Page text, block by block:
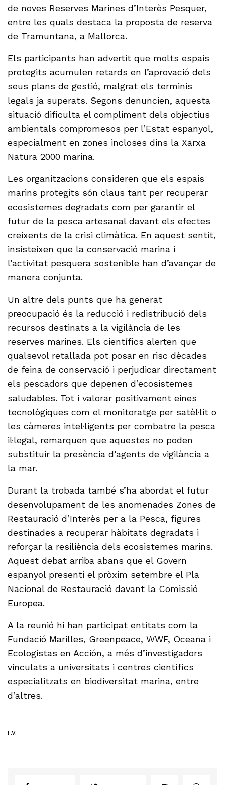
de noves Reserves Marines d’Interès Pesquer,
entre les quals destaca la proposta de reserva
de Tramuntana, a Mallorca.
Els participants han advertit que molts espais
protegits acumulen retards en l’aprovació dels
seus plans de gestió, malgrat els terminis
legals ja superats. Segons denuncien, aquesta
situació dificulta el compliment dels objectius
ambientals compromesos per l’Estat espanyol,
especialment en zones incloses dins la Xarxa
Natura 2000 marina.
Les organitzacions consideren que els espais
marins protegits són claus tant per recuperar
ecosistemes degradats com per garantir el
futur de la pesca artesanal davant els efectes
creixents de la crisi climàtica. En aquest sentit,
insisteixen que la conservació marina i
l’activitat pesquera sostenible han d’avançar de
manera conjunta.
Un altre dels punts que ha generat
preocupació és la reducció i redistribució dels
recursos destinats a la vigilància de les
reserves marines. Els científics alerten que
qualsevol retallada pot posar en risc dècades
de feina de conservació i perjudicar directament
els pescadors que depenen d’ecosistemes
saludables. Tot i valorar positivament eines
tecnològiques com el monitoratge per satèl·lit o
les càmeres intel·ligents per combatre la pesca
il·legal, remarquen que aquestes no poden
substituir la presència d’agents de vigilància a
la mar.
Durant la trobada també s’ha abordat el futur
desenvolupament de les anomenades Zones de
Restauració d’Interès per a la Pesca, figures
destinades a recuperar hàbitats degradats i
reforçar la resiliència dels ecosistemes marins.
Aquest debat arriba abans que el Govern
espanyol presenti el pròxim setembre el Pla
Nacional de Restauració davant la Comissió
Europea.
A la reunió hi han participat entitats com la
Fundació Marilles, Greenpeace, WWF, Oceana i
Ecologistas en Acción, a més d’investigadors
vinculats a universitats i centres científics
especialitzats en biodiversitat marina, entre
d’altres.
F.V.